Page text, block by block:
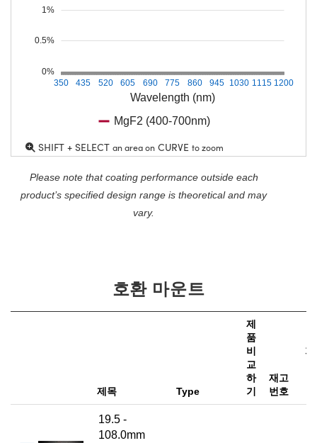
Wavelength (nm)
350 435 520 605 690 775 860 945 1030 1115 1200
0%
0.5%
1%
MgF2 (400-700nm)
SHIFT + SELECT an area on CURVE to zoom
Please note that coating performance outside each
product’s specified design range is theoretical and may
vary.
호환 마운트
제목 Type
제
품
비
교
하
기
재고
번호
가
19.5 -
108.0mm